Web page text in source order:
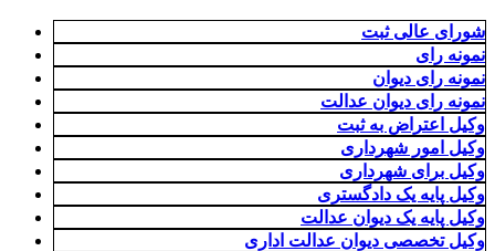
شورای عالی ثبت
نمونه رای
نمونه رای دیوان
نمونه رای دیوان عدالت
وکیل اعتراض به ثبت
وکیل امور شهرداری
وکیل برای شهرداری
وکیل پایه یک دادگستری
وکیل پایه یک دیوان عدالت
وکیل تخصصی دیوان عدالت اداری